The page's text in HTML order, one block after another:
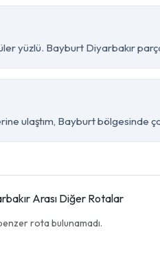
yüzlü. Bayburt Diyarbakır
ulaştım, Bayburt bölgesinde
Arası Diğer Rotalar
rota bulunamadı.